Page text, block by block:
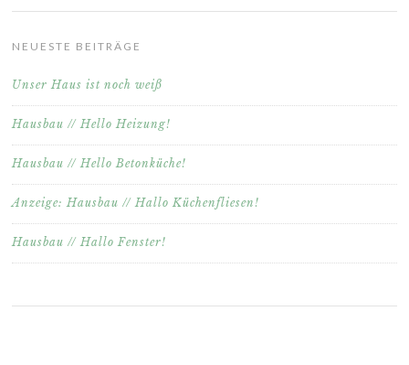
NEUESTE BEITRÄGE
Unser Haus ist noch weiß
Hausbau // Hello Heizung!
Hausbau // Hello Betonküche!
Anzeige: Hausbau // Hallo Küchenfliesen!
Hausbau // Hallo Fenster!